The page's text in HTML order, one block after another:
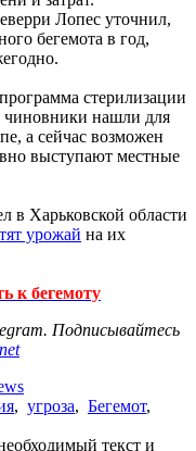
Лопес уточнил,
бегемота в год,
стерилизации
чиновники нашли для
а сейчас возможен
выступают местные
в Харьковской области
урожай на их
к бегемоту
Подписывайтесь
, угроза, Бегемот,
текст и